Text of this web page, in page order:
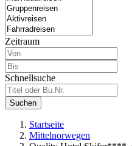
Zeitraum
Schnellsuche
Suchen
Startseite
Mittelnorwegen